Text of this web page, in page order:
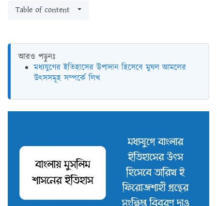
Table of content
আরও পড়ুনঃ
মধ্যযুগের ইতিহাসের উপাদান হিসেবে মুঘল আমলের
উৎসসমূহ সম্পর্কে লিখ